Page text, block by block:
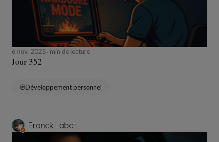
6 nov. 2025 min de lecture
Jour 352
Développement personnel
Franck Labat